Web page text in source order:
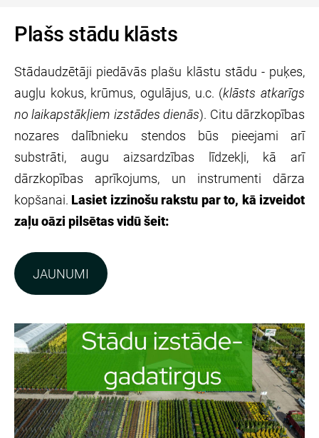
Plašs stādu klāsts
Stādaudzētāji piedāvās plašu klāstu stādu - puķes,
augļu kokus, krūmus, ogulājus, u.c. (klāsts atkarīgs
no laikapstākļiem izstādes dienās). Citu dārzkopības
nozares dalībnieku stendos būs pieejami arī
substrāti, augu aizsardzības līdzekļi, kā arī
dārzkopības aprīkojums, un instrumenti dārza
kopšanai. Lasiet izzinošu rakstu par to, kā izveidot
zaļu oāzi pilsētas vidū šeit:
JAUNUMI